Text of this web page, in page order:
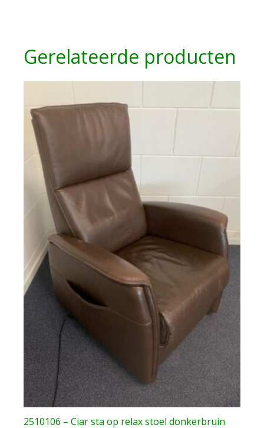
Gerelateerde producten
2510106 – Ciar sta op relax stoel donkerbruin